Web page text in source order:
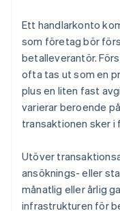
Ett handlarkonto
som företag bör
betalleverantör.
ofta tas ut som en
plus en liten fast
varierar beroende
transaktionen sker i
Utöver
ansöknings- eller
månatlig eller årlig
infrastrukturen för